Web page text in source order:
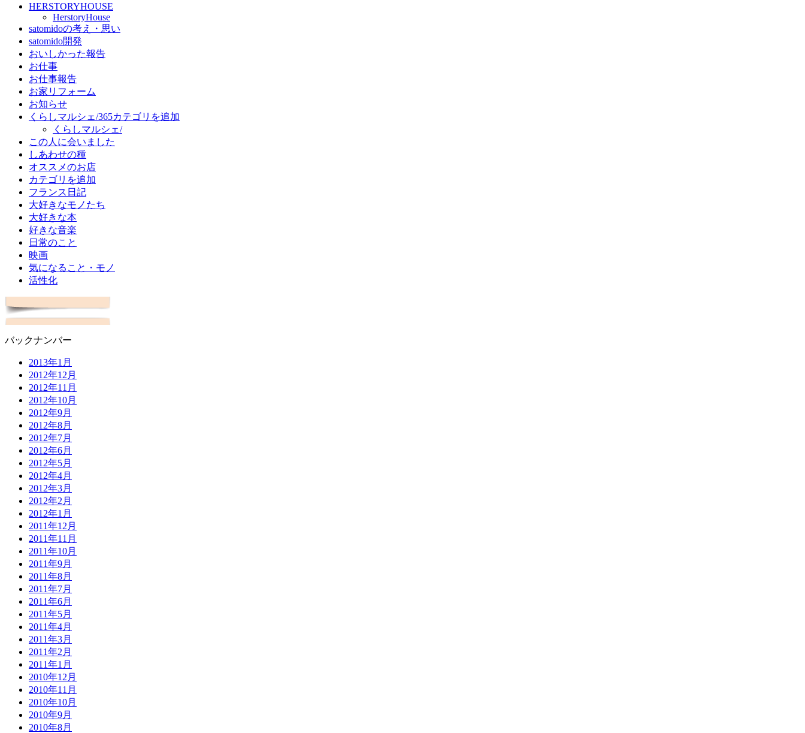
HERSTORYHOUSE
HerstoryHouse
satomidoの考え・思い
satomido開発
おいしかった報告
お仕事
お仕事報告
お家リフォーム
お知らせ
くらしマルシェ/365カテゴリを追加
くらしマルシェ/
この人に会いました
しあわせの種
オススメのお店
カテゴリを追加
フランス日記
大好きなモノたち
大好きな本
好きな音楽
日常のこと
映画
気になること・モノ
活性化
バックナンバー
2013年1月
2012年12月
2012年11月
2012年10月
2012年9月
2012年8月
2012年7月
2012年6月
2012年5月
2012年4月
2012年3月
2012年2月
2012年1月
2011年12月
2011年11月
2011年10月
2011年9月
2011年8月
2011年7月
2011年6月
2011年5月
2011年4月
2011年3月
2011年2月
2011年1月
2010年12月
2010年11月
2010年10月
2010年9月
2010年8月